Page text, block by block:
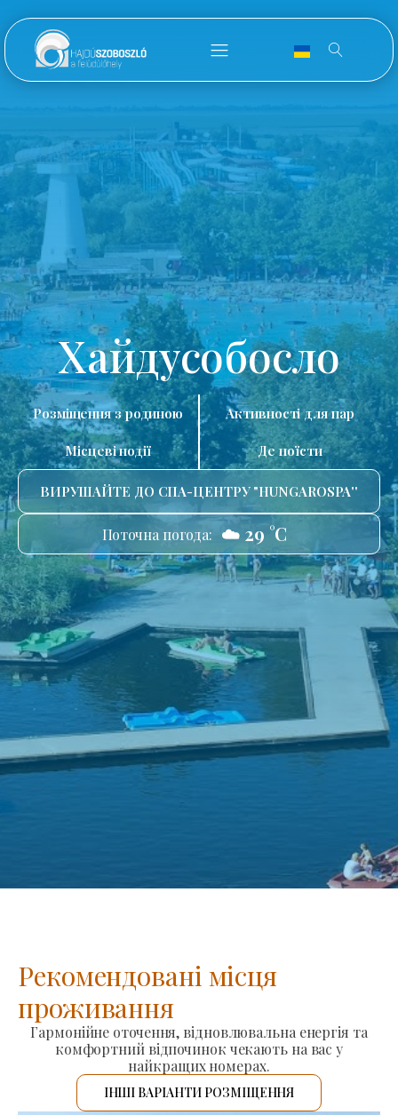
Хайдусобосло
Розміщення з родиною Активності для пар
Місцеві події Де поїсти
ВИРУШАЙТЕ ДО СПА-ЦЕНТРУ "HUNGAROSPA''
Поточна погода: ☁️ 29 °C
Рекомендовані місця
проживання
Гармонійне оточення, відновлювальна енергія та
комфортний відпочинок чекають на вас у
найкращих номерах.
ІНШІ ВАРІАНТИ РОЗМІЩЕННЯ